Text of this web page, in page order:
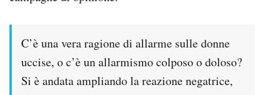
Area Personale
Newsletter
Notifiche mobile
C’è una vera ragione di allarme sulle donne
uccise, o c’è un allarmismo colposo o doloso?
Si è andata ampliando la reazione negatrice,